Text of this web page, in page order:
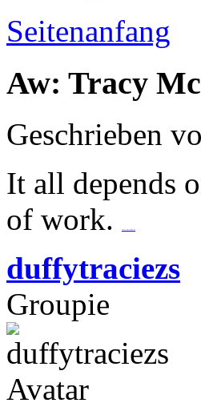
Seitenanfang
Aw: Tracy
Geschrieben
It all depends
of work.
visit our website
duffytraciezs
Groupie